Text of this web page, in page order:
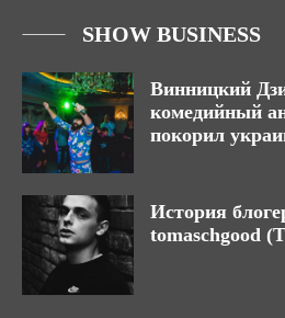
SHOW BUSINESS
Винницкий
комедийный
покорил
История
tomaschgood